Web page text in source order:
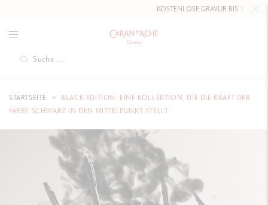
KOSTENLOSE GRAVUR BIS10. MAI 2026 AUF DIE
STARTSEITE
BLACK EDITION: EINE KOLLEKTION, DIE DIE KRAFT DER
FARBE SCHWARZ IN DEN MITTELPUNKT STELLT